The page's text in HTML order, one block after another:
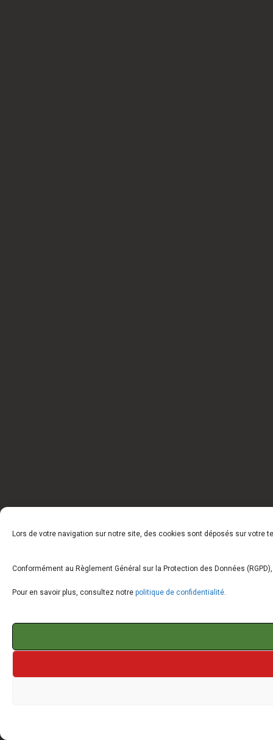
Lors de votre navigation sur notre site, des cookies sont déposés sur votre
Conformément au Règlement Général sur la Protection des Données
Pour en savoir plus, consultez notre politique de confidentialité.